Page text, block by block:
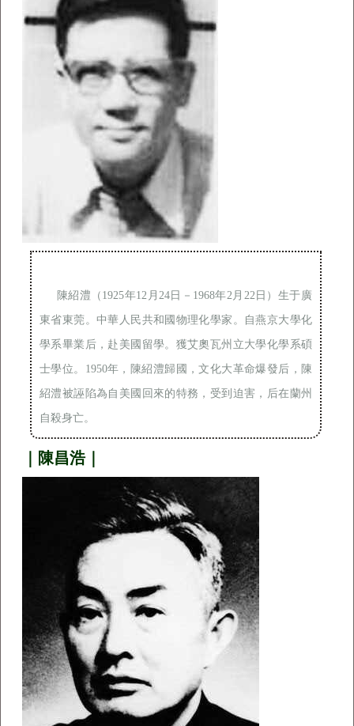
陳紹澧（1925年12月24日－1968年2月22日）生于廣
東省東莞。中華人民共和國物理化學家。自燕京大學化
學系畢業后，赴美國留學。獲艾奧瓦州立大學化學系碩
士學位。1950年，陳紹澧歸國，文化大革命爆發后，陳
紹澧被誣陷為自美國回來的特務，受到迫害，后在蘭州
自殺身亡。
｜陳昌浩｜